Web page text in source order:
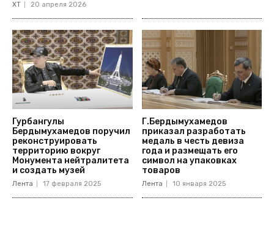
ХТ 20 апреля 2026
Гурбангулы
Бердымухамедов поручил
реконструировать
территорию вокруг
Монумента нейтралитета
и создать музей
Лента 17 февраля 2025
Г.Бердымухамедов
приказал разработать
медаль в честь девиза
года и размещать его
символ на упаковках
товаров
Лента 10 января 2025